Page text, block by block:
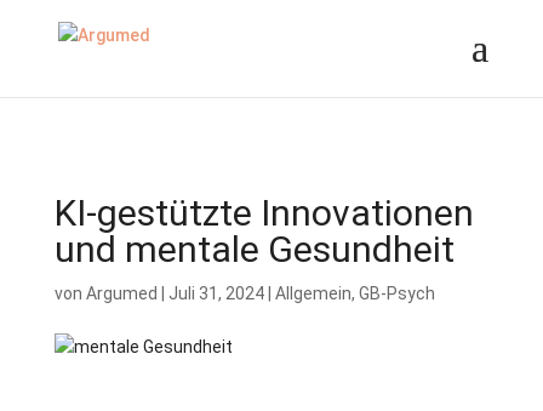
KI-gestützte Innovationen
und mentale Gesundheit
von Argumed Juli 31, 2024| Allgemein, GB-Psych